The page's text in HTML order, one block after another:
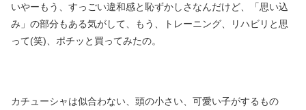
いやーもう、すっごい違和感と恥ずかしさなんだけど、「思い込
み」の部分もある気がして、もう、トレーニング、リハビリと思
って(笑)、ポチッと買ってみたの。
カチューシャは似合わない、頭の小さい、可愛い子がするもの